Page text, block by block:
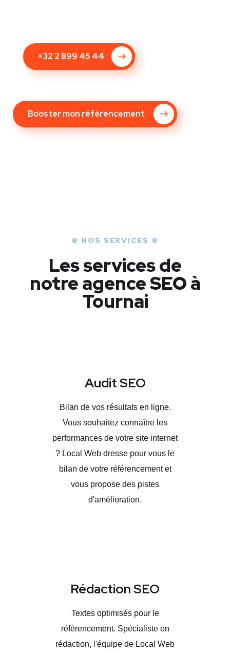
+32 2 899 45 44
Booster mon référencement
⊛ NOS SERVICES ⊛
Les services de
notre agence SEO à
Tournai
Audit SEO
Bilan de vos résultats en ligne.
Vous souhaitez connaître les
performances de votre site internet
? Local Web dresse pour vous le
bilan de votre référencement et
vous propose des pistes
d'amélioration.
Rédaction SEO
Textes optimisés pour le
référencement. Spécialiste en
rédaction, l'équipe de Local Web